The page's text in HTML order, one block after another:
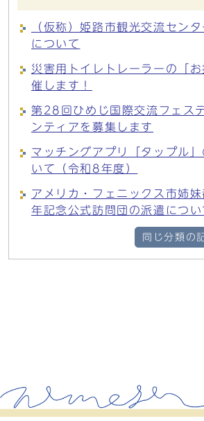
（仮称）姫路市観光交流セン
について
災害用トイレトレーラーの「
催します！
第28回ひめじ国際交流フェス
ンティアを募集します
マッチングアプリ「タップル
いて（令和8年度）
アメリカ・フェニックス市姉
年記念公式訪問団の派遣につい
同じ分類の